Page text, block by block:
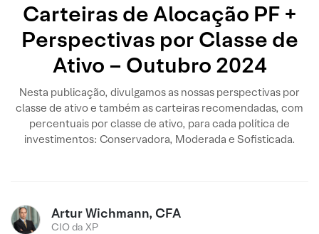
Carteiras de Alocação PF +
Perspectivas por Classe de
Ativo – Outubro 2024
Nesta publicação, divulgamos as nossas perspectivas por
classe de ativo e também as carteiras recomendadas, com
percentuais por classe de ativo, para cada política de
investimentos: Conservadora, Moderada e Sofisticada.
Artur Wichmann, CFA
CIO da XP